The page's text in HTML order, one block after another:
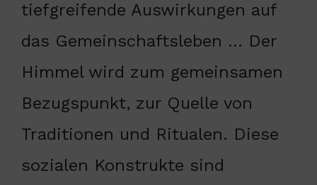
tiefgreifende Auswirkungen auf
das Gemeinschaftsleben … Der
Himmel wird zum gemeinsamen
Bezugspunkt, zur Quelle von
Traditionen und Ritualen. Diese
sozialen Konstrukte sind